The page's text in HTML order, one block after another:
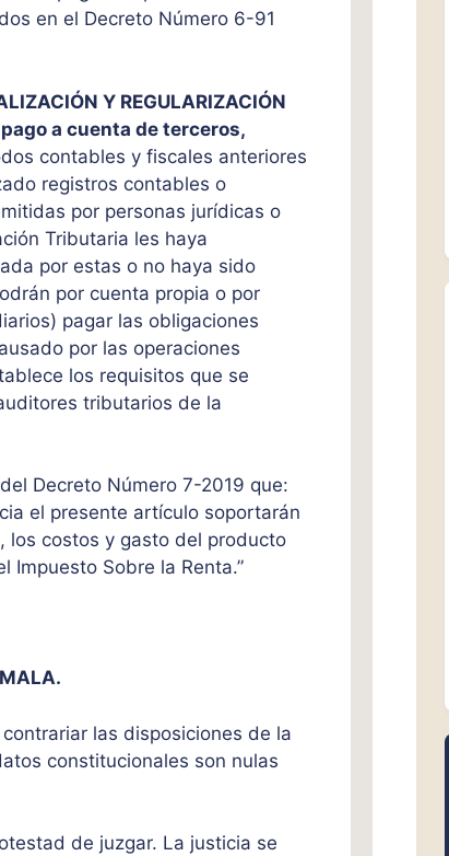
en el Decreto Número 6-91
Y REGULARIZACIÓN
a cuenta de terceros,
contables y fiscales anteriores
registros contables o
por personas jurídicas o
Tributaria les haya
por estas o no haya sido
por cuenta propia o por
pagar las obligaciones
por las operaciones
los requisitos que se
tributarios de la
Decreto Número 7-2019 que:
el presente artículo soportarán
los costos y gasto del producto
Sobre la Renta.”
las disposiciones de la
constitucionales son nulas
de juzgar. La justicia se